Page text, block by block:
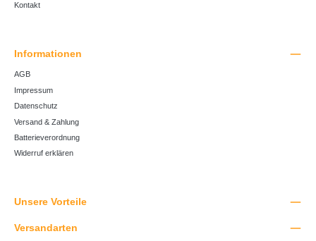
Unsere Vorteile
Kontakt
Informationen
AGB
Impressum
Datenschutz
Versand & Zahlung
Batterieverordnung
Widerruf erklären
Versandarten